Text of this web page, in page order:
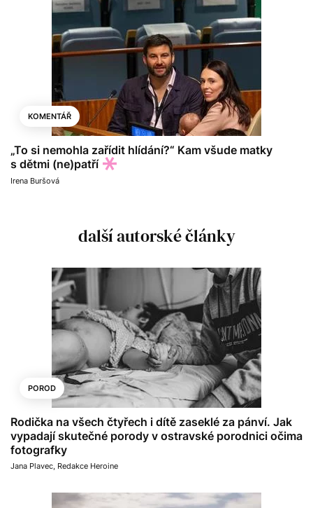
KOMENTÁŘ
„To si nemohla zařídit hlídání?“ Kam všude matky
s dětmi (ne)patří
Irena Buršová
další autorské články
POROD
Rodička na všech čtyřech i dítě zaseklé za pánví. Jak
vypadají skutečné porody v ostravské porodnici očima
fotografky
Jana Plavec Redakce Heroine